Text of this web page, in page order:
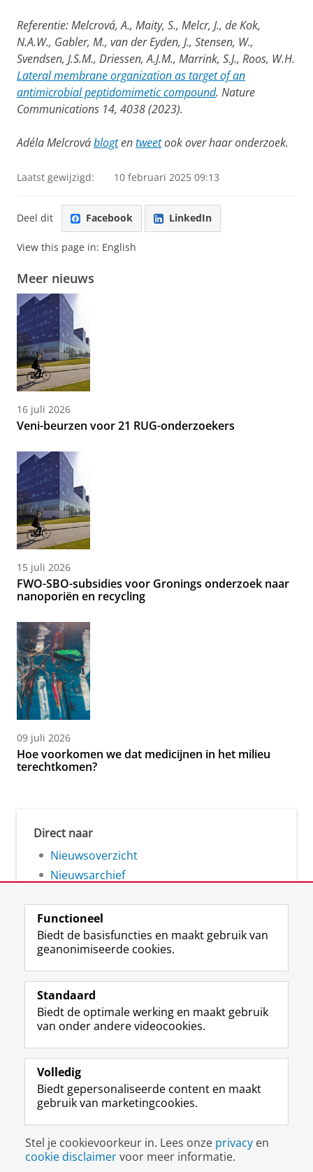
Referentie: Melcrová, A., Maity, S., Melcr, J., de Kok,
N.A.W., Gabler, M., van der Eyden, J., Stensen, W.,
Svendsen, J.S.M., Driessen, A.J.M., Marrink, S.J., Roos, W.H.
Lateral membrane organization as target of an
antimicrobial peptidomimetic compound. Nature
Communications 14, 4038 (2023).
Adéla Melcrováblogtentweetook over haar onderzoek.
Laatst gewijzigd: 10 februari 2025 09:13
Deel dit Facebook LinkedIn
View this page in: English
Meer nieuws
16 juli 2026
Veni-beurzen voor 21 RUG-onderzoekers
15 juli 2026
FWO-SBO-subsidies voor Gronings onderzoek naar
nanoporiën en recycling
09 juli 2026
Hoe voorkomen we dat medicijnen in het milieu
terechtkomen?
Direct naar
Nieuwsoverzicht
Nieuwsarchief
Volg de RUG
F
a
e
b
o
p
a
i
n
a
L
i
k
e
I
-
p
g
i
n
R
S
-
f
e
R
k
s
u
I
n
t
r
m
c
c
o
Y
o
T
e
k
a
a
Studiekiezers
Alumni
Over ons
Disclaimer & Copyright
Inloggen
Functioneel
Biedt de basisfuncties en maakt gebruik van
geanonimiseerde cookies.
Standaard
Biedt de optimale werking en maakt gebruik
van onder andere videocookies.
Volledig
Biedt gepersonaliseerde content en maakt
gebruik van marketingcookies.
Stel je cookievoorkeur in. Lees onze privacy en
cookie disclaimervoor meer informatie.